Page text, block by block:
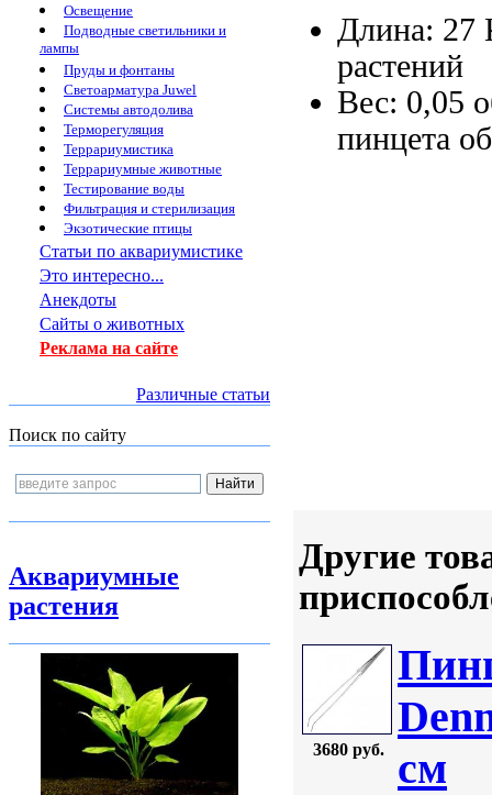
Освещение
Подводные светильники и
лампы
Пруды и фонтаны
Светоарматура Juwel
Системы автодолива
Терморегуляция
Террариумистика
Террариумные животные
Тестирование воды
Фильтрация и стерилизация
Экзотические птицы
Статьи по аквариумистике
Это интересно...
Анекдоты
Сайты о животных
Реклама на сайте
Различные статьи
Поиск по сайту
Аквариумные
растения
Длина: 27
растений
Вес: 0,05
пинцета
Другие
3680 руб.
см